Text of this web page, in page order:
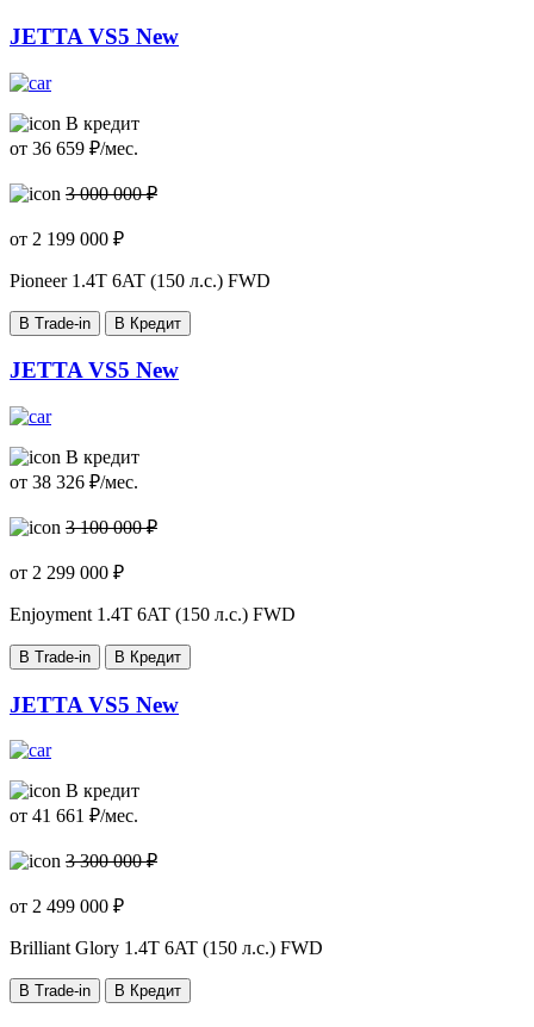
JETTA VS5 New
В кредит
от 36 659 ₽/мес.
3 000 000 ₽
от 2 199 000 ₽
Pioneer 1.4T 6AT (150 л.с.) FWD
В Trade-in В Кредит
JETTA VS5 New
В кредит
от 38 326 ₽/мес.
3 100 000 ₽
от 2 299 000 ₽
Enjoyment 1.4T 6AT (150 л.с.) FWD
В Trade-in В Кредит
JETTA VS5 New
В кредит
от 41 661 ₽/мес.
3 300 000 ₽
от 2 499 000 ₽
Brilliant Glory 1.4T 6AT (150 л.с.) FWD
В Trade-in В Кредит